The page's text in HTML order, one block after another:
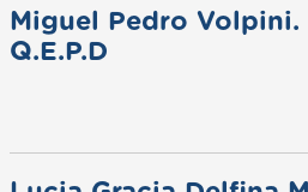
Miguel Pedro Volpini.
Q.E.P.D